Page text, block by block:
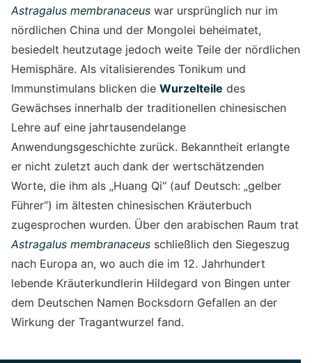
Astragalus membranaceus war ursprünglich nur im
nördlichen China und der Mongolei beheimatet,
besiedelt heutzutage jedoch weite Teile der nördlichen
Hemisphäre. Als vitalisierendes Tonikum und
Immunstimulans blicken die Wurzelteile des
Gewächses innerhalb der traditionellen chinesischen
Lehre auf eine jahrtausendelange
Anwendungsgeschichte zurück. Bekanntheit erlangte
er nicht zuletzt auch dank der wertschätzenden
Worte, die ihm als „Huang Qi“ (auf Deutsch: „gelber
Führer“) im ältesten chinesischen Kräuterbuch
zugesprochen wurden. Über den arabischen Raum trat
Astragalus membranaceus schließlich den Siegeszug
nach Europa an, wo auch die im 12. Jahrhundert
lebende Kräuterkundlerin Hildegard von Bingen unter
dem Deutschen Namen Bocksdorn Gefallen an der
Wirkung der Tragantwurzel fand.